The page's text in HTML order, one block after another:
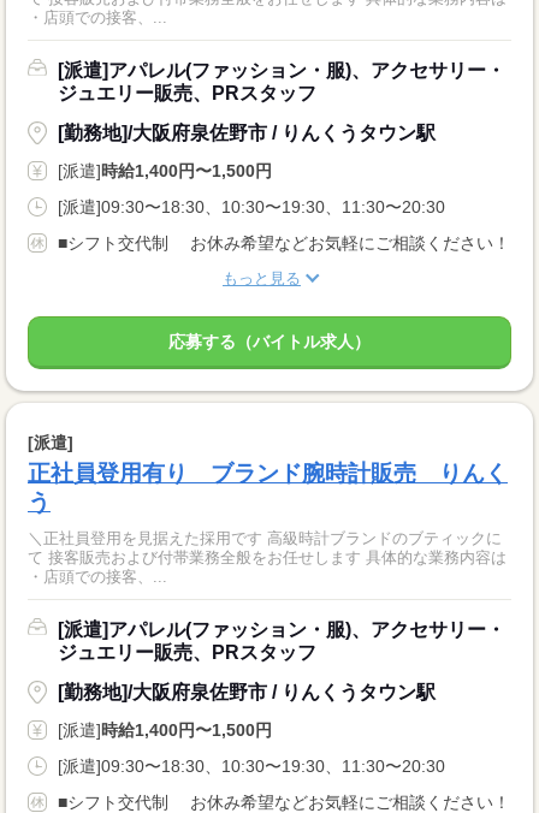
・店頭での接客、...
[派遣]アパレル(ファッション・服)、アクセサリー・
ジュエリー販売、PRスタッフ
[勤務地]/大阪府泉佐野市 / りんくうタウン駅
[派遣]時給1,400円〜1,500円
[派遣]09:30〜18:30、10:30〜19:30、11:30〜20:30
■シフト交代制 お休み希望などお気軽にご相談ください！
もっと見る
応募する（バイトル求人）
[派遣]
正社員登用有り ブランド腕時計販売 りんく
う
＼正社員登用を見据えた採用です 高級時計ブランドのブティックに
て 接客販売および付帯業務全般をお任せします 具体的な業務内容は
・店頭での接客、...
[派遣]アパレル(ファッション・服)、アクセサリー・
ジュエリー販売、PRスタッフ
[勤務地]/大阪府泉佐野市 / りんくうタウン駅
[派遣]時給1,400円〜1,500円
[派遣]09:30〜18:30、10:30〜19:30、11:30〜20:30
■シフト交代制 お休み希望などお気軽にご相談ください！